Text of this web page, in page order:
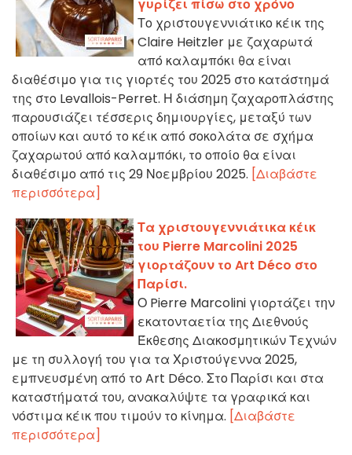
γυρίζει πίσω στο χρόνο
Το χριστουγεννιάτικο κέικ της
Claire Heitzler με ζαχαρωτά
από καλαμπόκι θα είναι
διαθέσιμο για τις γιορτές του 2025 στο κατάστημά
της στο Levallois-Perret. Η διάσημη ζαχαροπλάστης
παρουσιάζει τέσσερις δημιουργίες, μεταξύ των
οποίων και αυτό το κέικ από σοκολάτα σε σχήμα
ζαχαρωτού από καλαμπόκι, το οποίο θα είναι
διαθέσιμο από τις 29 Νοεμβρίου 2025. [Διαβάστε
περισσότερα]
Τα χριστουγεννιάτικα κέικ
του Pierre Marcolini 2025
γιορτάζουν το Art Déco στο
Παρίσι.
Ο Pierre Marcolini γιορτάζει την
εκατονταετία της Διεθνούς
Έκθεσης Διακοσμητικών Τεχνών
με τη συλλογή του για τα Χριστούγεννα 2025,
εμπνευσμένη από το Art Déco. Στο Παρίσι και στα
καταστήματά του, ανακαλύψτε τα γραφικά και
νόστιμα κέικ που τιμούν το κίνημα. [Διαβάστε
περισσότερα]